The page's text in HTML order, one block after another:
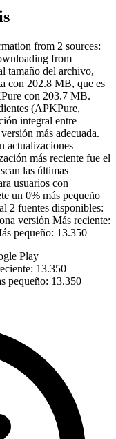
from 2 sources:
from
tamaño del archivo,
con 202.8 MB, que es
con 203.7 MB.
(APKPure,
integral entre
más adecuada.
actualizaciones
más reciente fue el
las últimas
usuarios con
un 0% más pequeño
2 fuentes disponibles:
versión Más reciente:
pequeño: 13.350
Play
13.350
pequeño: 13.350